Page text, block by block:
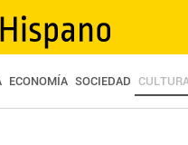
ECONOMÍA SOCIEDAD